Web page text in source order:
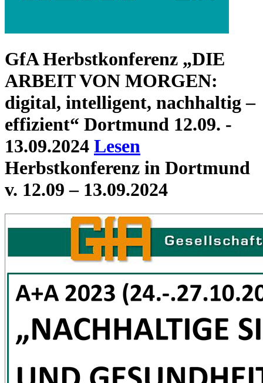
GfA Herbstkonferenz „DIE
ARBEIT VON MORGEN:
digital, intelligent, nachhaltig –
effizient“ Dortmund 12.09. -
13.09.2024 Lesen
Herbstkonferenz in Dortmund
v. 12.09 – 13.09.2024